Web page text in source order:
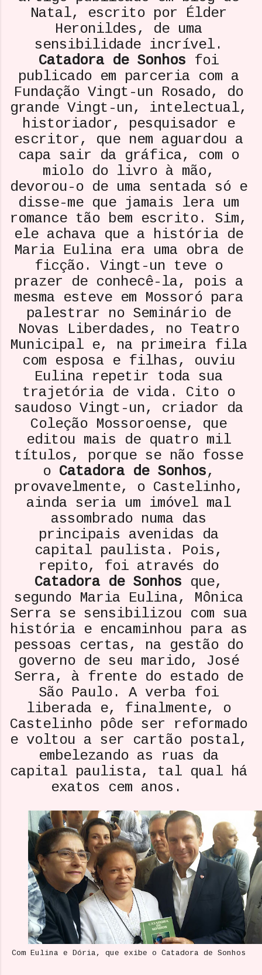
Natal, escrito por Élder
Heronildes, de uma
sensibilidade incrível.
Catadora de Sonhos foi
publicado em parceria com a
Fundação Vingt-un Rosado, do
grande Vingt-un, intelectual,
historiador, pesquisador e
escritor, que nem aguardou a
capa sair da gráfica, com o
miolo do livro à mão,
devorou-o de uma sentada só e
disse-me que jamais lera um
romance tão bem escrito. Sim,
ele achava que a história de
Maria Eulina era uma obra de
ficção. Vingt-un teve o
prazer de conhecê-la, pois a
mesma esteve em Mossoró para
palestrar no Seminário de
Novas Liberdades, no Teatro
Municipal e, na primeira fila
com esposa e filhas, ouviu
Eulina repetir toda sua
trajetória de vida. Cito o
saudoso Vingt-un, criador da
Coleção Mossoroense, que
editou mais de quatro mil
títulos, porque se não fosse
o Catadora de Sonhos,
provavelmente, o Castelinho,
ainda seria um imóvel mal
assombrado numa das
principais avenidas da
capital paulista. Pois,
repito, foi através do
Catadora de Sonhos que,
segundo Maria Eulina, Mônica
Serra se sensibilizou com sua
história e encaminhou para as
pessoas certas, na gestão do
governo de seu marido, José
Serra, à frente do estado de
São Paulo. A verba foi
liberada e, finalmente, o
Castelinho pôde ser reformado
e voltou a ser cartão postal,
embelezando as ruas da
capital paulista, tal qual há
exatos cem anos.
Com Eulina e Dória, que exibe o Catadora de Sonhos